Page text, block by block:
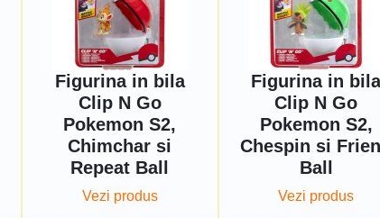
Figurina in bila
Clip N Go
Pokemon S2,
Chimchar si
Repeat Ball
Vezi produs
Figurina in
Clip N Go
Pokemon S2,
Chespin si
Ball
Vezi produs